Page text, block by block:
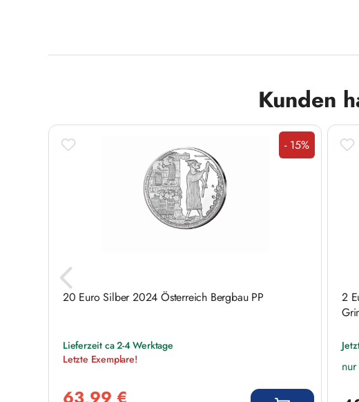
Kunden
Rabatt
- 15%
20 Euro Silber 2024 Österreich Bergbau PP
Lieferzeit ca 2-4 Werktage
Letzte Exemplare!
2